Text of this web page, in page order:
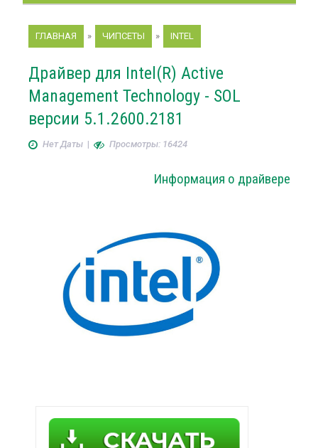
ГЛАВНАЯ » ЧИПСЕТЫ » INTEL
Драйвер для Intel(R) Active
Management Technology - SOL
версии 5.1.2600.2181
Нет Даты| Просмотры: 16424
Информация о драйвере